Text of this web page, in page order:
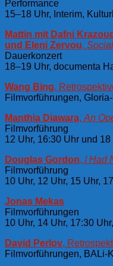
Performance
15–18 Uhr, Interim,
Mattin mit Dafni
und Eleni Zervou,
Dauerkonzert
18–19 Uhr, documenta
Wang Bing,
Filmvorführungen,
Manthia Diawara, An
Filmvorführung
12 Uhr, 16:30 Uhr und
Douglas Gordon, I Had
Filmvorführung
10 Uhr, 12 Uhr, 15 Uhr,
Jonas Mekas
Filmvorführungen
10 Uhr, 14 Uhr, 17:30
David Perlov,
Filmvorführungen, BALi-